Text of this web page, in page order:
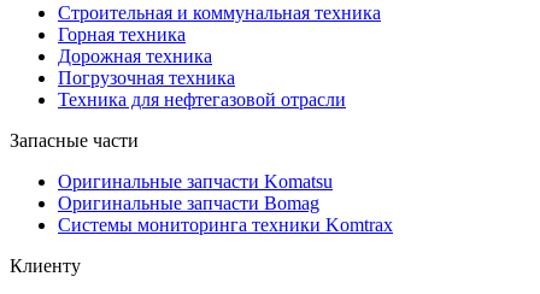
Строительная и коммунальная техника
Горная техника
Дорожная техника
Погрузочная техника
Техника для нефтегазовой отрасли
Запасные части
Оригинальные запчасти Komatsu
Оригинальные запчасти Bomag
Системы мониторинга техники Komtrax
Клиенту